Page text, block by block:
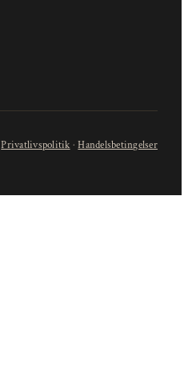
Privatlivspolitik ·Handelsbetingelser